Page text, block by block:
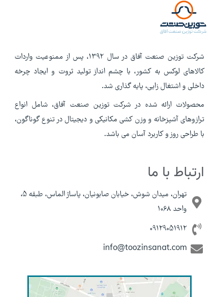
شرکت توزین صنعت آفاق در سال 1392، پس از ممنوعیت واردات
کالاهای لوکس به کشور، با چشم انداز تولید ثروت و ایجاد چرخه
داخلی و اشتغال زایی، پایه گذاری شد.
محصولات ارائه شده در شرکت توزین صنعت آفاق، شامل انواع
ترازوهای آشپزخانه و وزن کشی مکانیکی و دیجیتال در تنوع گوناگون،
با طراحی روز و کاربرد آسان می باشد.
ارتباط با ما
تهران، میدان شوش، خیابان صابونیان، پاساژ الماس، طبقه 5،
واحد 1068
09129051912
info@toozinsanat.com